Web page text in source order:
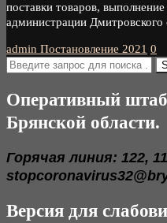
поставки товаров,
администрации Дмитровского
admin Постановление 2021 0
Оперативный
Брянской области.
Горячая линия: 122,
Версия для